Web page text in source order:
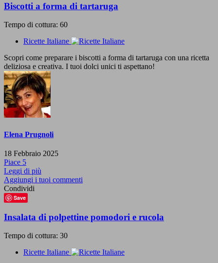
Biscotti a forma di tartaruga
Tempo di cottura: 60
Ricette Italiane
Scopri come preparare i biscotti a forma di tartaruga con una ricetta
deliziosa e creativa. I tuoi dolci unici ti aspettano!
Elena Prugnoli
18 Febbraio 2025
Piace 5
Leggi di più
Aggiungi i tuoi commenti
Condividi
Save
Insalata di polpettine pomodori e rucola
Tempo di cottura: 30
Ricette Italiane